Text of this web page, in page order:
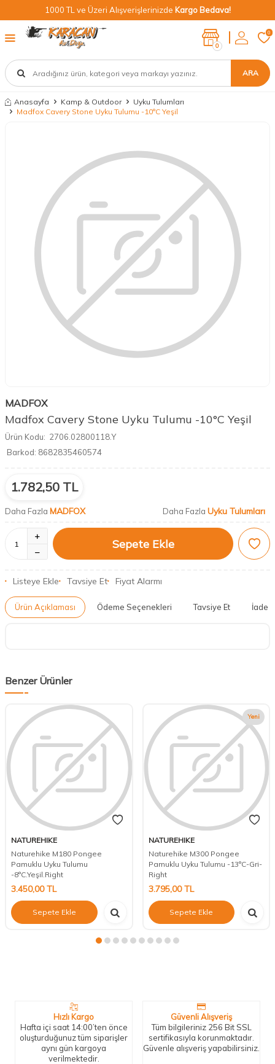
1000 TL ve Üzeri Alışverişlerinizde Kargo Bedava!
ARA
0
0
Anasayfa Kamp & Outdoor
Uyku Tulumları
Madfox Cavery Stone Uyku Tulumu -10°C Yeşil
MADFOX
Madfox Cavery Stone Uyku Tulumu -10°C Yeşil
Ürün Kodu: 2706.02800118.Y
Barkod: 8682835460574
1.782,50 TL
Daha Fazla MADFOX Daha Fazla Uyku Tulumları
Sepete Ekle
Listeye Ekle Tavsiye Et Fiyat Alarmı
Ürün Açıklaması Ödeme Seçenekleri Tavsiye Et İade
Benzer Ürünler
NATUREHIKE
Naturehike M180 Pongee
Pamuklu Uyku Tulumu
-8°C.Yeşil.Right
3.450,00TL
Sepete Ekle
Yeni
NATUREHIKE
Naturehike M300 Pongee
Pamuklu Uyku Tulumu -13°C-Gri-
Right
3.795,00TL
Sepete Ekle
Hızlı Kargo
Hafta içi saat 14:00’ten önce
oluşturduğunuz tüm siparişler
aynı gün kargoya
verilmektedir.
Güvenli Alışveriş
Tüm bilgileriniz 256 Bit SSL
sertifikasıyla korunmaktadır.
Güvenle alışveriş yapabilirsiniz.